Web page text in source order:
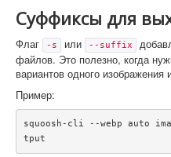
Суффиксы для
Флаг -s или --suffix
файлов. Это полезно, когда
вариантов одного изображения
Пример:
squoosh-cli --webp auto
tput